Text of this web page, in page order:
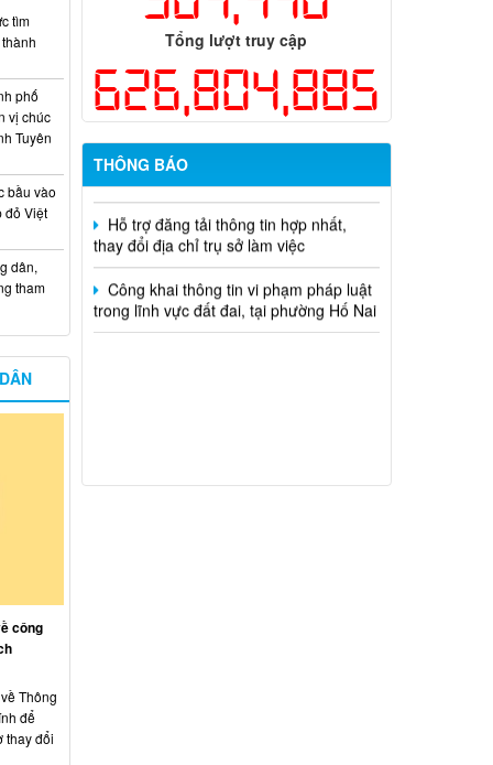
Tổng lượt truy cập
626,804,885
THÔNG BÁO
Kế hoạch Thông tin, tuyên truyền triển
hoặc khám sàng lọc miễn phí ít nhất mỗi
năm một lần cho người dân trên địa bàn
thành phố Đồng Nai
Hỗ trợ đăng tải thông tin hợp nhất,
thay đổi địa chỉ trụ sở làm việc
Công khai thông tin vi phạm pháp luật
trong lĩnh vực đất đai, tại phường Hố Nai
tìm
phố
vị chúc
Tuyên
bầu vào
đỏ Việt
dân,
tham
công
Thông
để
thay đổi